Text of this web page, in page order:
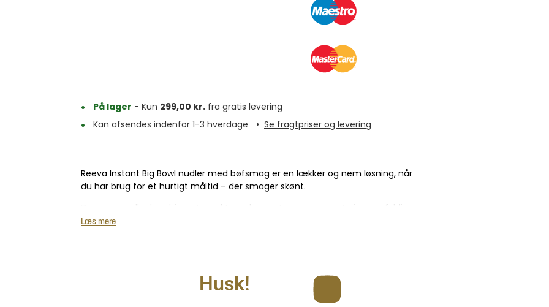
På lager - Kun 299,00 kr. fra gratis levering
Kan afsendes indenfor 1-3 hverdage
• Se fragtpriser og levering
Reeva Instant Big Bowl nudler med bøfsmag er en lækker og nem løsning, når
du har brug for et hurtigt måltid – der smager skønt.
og autentisk smagsoplevelse.
Læs mere
Husk!